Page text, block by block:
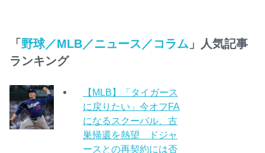
「 野球／MLB／ニュース／コラム 」人気記事
ランキング
【MLB】「タイガース
に戻りたい」今オフFA
になるスクーバル、古
巣帰還を熱望 ドジャ
ースとの再契約には否